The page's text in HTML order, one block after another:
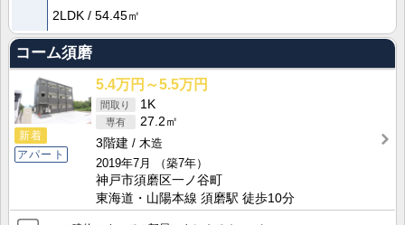
2LDK
54.45㎡
コーム須磨
新着
アパート
5.4万円～5.5万円
1K
27.2㎡
3階建
木造
2019年7月
（築7年）
神戸市須磨区一ノ谷町
東海道・山陽本線 須磨駅 徒歩10分